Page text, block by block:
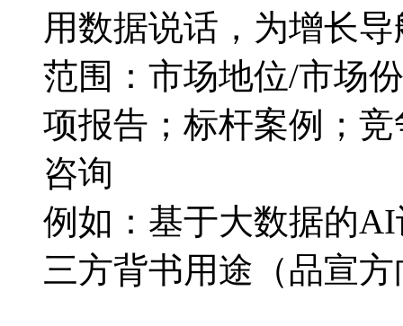
用数据说话，为增长导
范围：市场地位/市场
项报告；标杆案例；
咨询
例如：基于大数据的
三方背书用途（品宣